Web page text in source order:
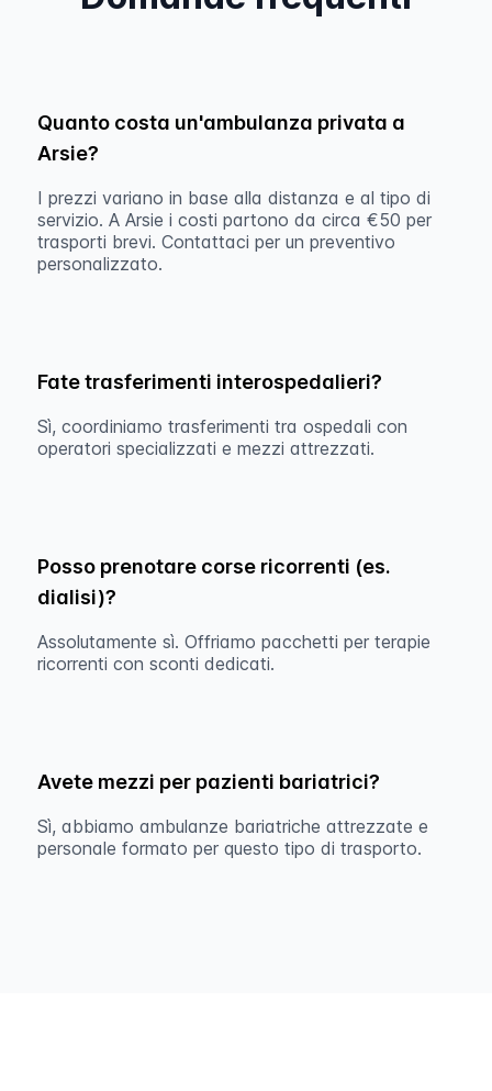
Quanto costa un'ambulanza privata a
Arsie?
I prezzi variano in base alla distanza e al tipo di
servizio. A Arsie i costi partono da circa €50 per
trasporti brevi. Contattaci per un preventivo
personalizzato.
Fate trasferimenti interospedalieri?
Sì, coordiniamo trasferimenti tra ospedali con
operatori specializzati e mezzi attrezzati.
Posso prenotare corse ricorrenti (es.
dialisi)?
Assolutamente sì. Offriamo pacchetti per terapie
ricorrenti con sconti dedicati.
Avete mezzi per pazienti bariatrici?
Sì, abbiamo ambulanze bariatriche attrezzate e
personale formato per questo tipo di trasporto.